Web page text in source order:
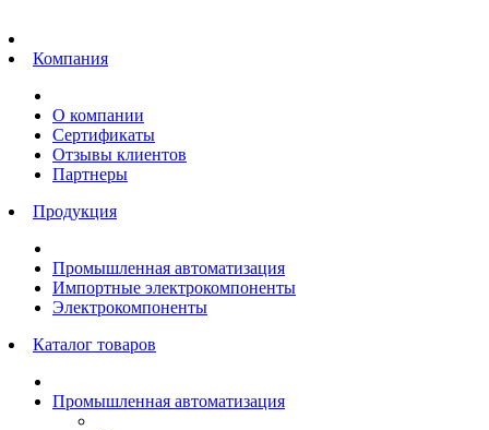
Компания
О компании
Сертификаты
Отзывы клиентов
Партнеры
Продукция
Промышленная автоматизация
Импортные электрокомпоненты
Электрокомпоненты
Каталог товаров
Промышленная автоматизация